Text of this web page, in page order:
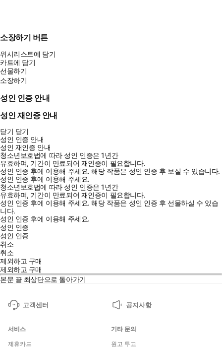
소장하기 버튼
위시리스트에 담기
카트에 담기
선물하기
소장하기
성인 인증 안내
성인 재인증 안내
닫기 닫기
성인 인증 안내
성인 재인증 안내
청소년보호법에 따라 성인 인증은 1년간
유효하며, 기간이 만료되어 재인증이 필요합니다.
성인 인증 후에 이용해 주세요.해당 작품은 성인 인증 후 보실 수 있습니다.
성인 인증 후에 이용해 주세요.
청소년보호법에 따라 성인 인증은 1년간
유효하며, 기간이 만료되어 재인증이 필요합니다.
성인 인증 후에 이용해 주세요.해당 작품은 성인 인증 후 선물하실 수 있습
니다.
성인 인증 후에 이용해 주세요.
성인 인증
성인 인증
취소
취소
제외하고 구매
제외하고 구매
본문 끝 최상단으로 돌아가기
고객센터 공지사항
서비스
제휴카드
기타 문의
원고 투고